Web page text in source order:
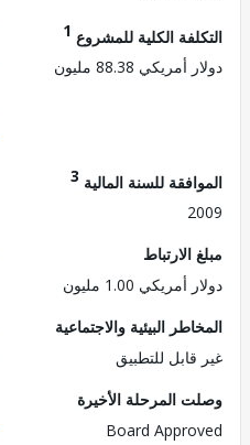
الكلية للمشروع1
88.38 مليون
الهيئة
جنوب
للسنة المالية3
1.00 مليون
فئة
البيئية والاجتماعية
للتطبيق
تاريخ
31
المرحلة الأخيرة
Board